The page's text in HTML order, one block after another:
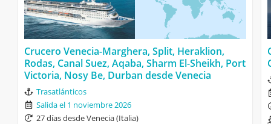
Crucero Venecia-Marghera, Split, Heraklion,
Rodas, Canal Suez, Aqaba, Sharm El-Sheikh, Port
Victoria, Nosy Be, Durban desde Venecia
Trasatlánticos
Salida el 1 noviembre 2026
27 días desde Venecia (Italia)